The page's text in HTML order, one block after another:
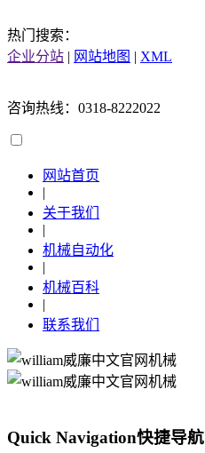
热门搜索：
企业分站 | 网站地图 | XML
咨询热线：0318-8222022
网站首页
|
关于我们
|
机械自动化
|
机械百科
|
联系我们
Quick Navigation快捷导航